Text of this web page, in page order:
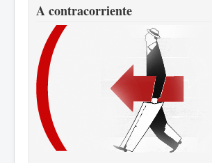
A contracorriente